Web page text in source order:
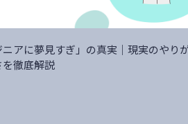
ニアに夢見すぎ」の真実｜現実のやり
を徹底解説